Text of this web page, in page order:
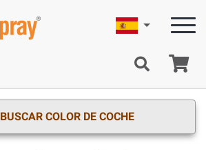
Español
BUSCAR COLOR DE COCHE